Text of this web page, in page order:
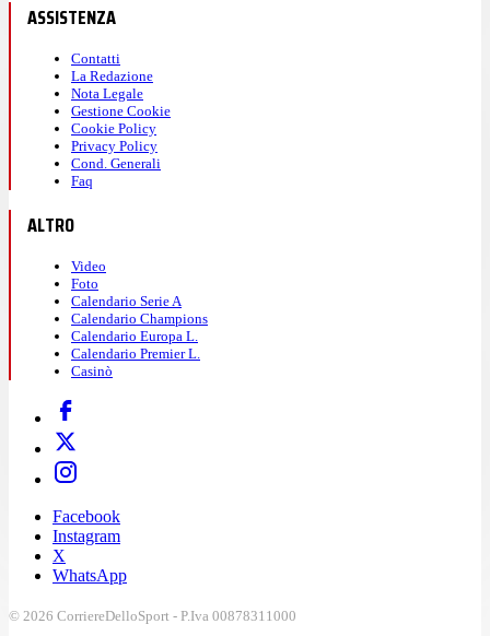
ASSISTENZA
Contatti
La Redazione
Nota Legale
Gestione Cookie
Cookie Policy
Privacy Policy
Cond. Generali
Faq
ALTRO
Video
Foto
Calendario Serie A
Calendario Champions
Calendario Europa L.
Calendario Premier L.
Casinò
Facebook
Instagram
X
WhatsApp
© 2026 CorriereDelloSport - P.Iva 00878311000